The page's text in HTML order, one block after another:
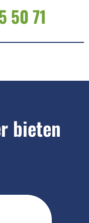
50 71
bieten